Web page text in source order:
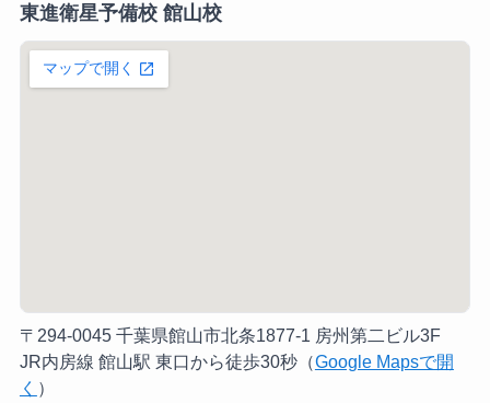
東進衛星予備校 館山校
〒294-0045 千葉県館山市北条1877-1 房州第二ビル3F
JR内房線 館山駅 東口から徒歩30秒（Google Mapsで開
く ）